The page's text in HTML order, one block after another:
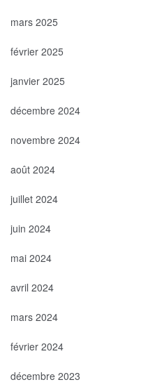
mars 2025
février 2025
janvier 2025
décembre 2024
novembre 2024
août 2024
juillet 2024
juin 2024
mai 2024
avril 2024
mars 2024
février 2024
décembre 2023